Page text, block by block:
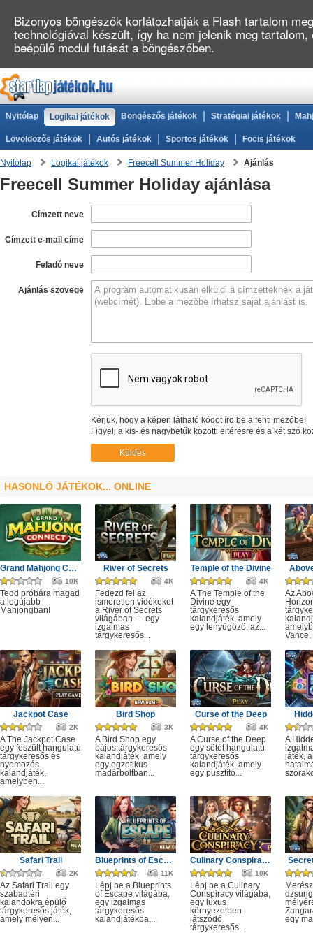
Nyitólap Logikai játékok Böngészős játékok Stratégiai játékok
Lövöldözős játékok Autós játékok Sportos játékok Focis játékok
Nyitólap Logikai játékok Freecell Summer Holiday Ajánlás
Freecell Summer Holiday ajánlása
Címzett neve
Címzett e-mail címe
Feladó neve
Ajánlás szövege
Kérjük, hogy a képen látható kódot írd be a fenti mezőbe!
Figyelj a kis- és nagybetűk közötti eltérésre és a két szó
HASONLÓ JÁTÉKOK... ONLINE
Grand Mahjong Connect
10K
Tedd próbára magad
a legújabb
Mahjongban!
River of Secrets
4K
Fedezd fel az
ismeretlen vidékeket
a River of Secrets
világában — egy
izgalmas
tárgykeresős...
Temple of the Divine
4K
A The Temple of the
Divine egy
tárgykeresős
kalandjáték, amely
egy lenyűgöző, az...
Az
Vance,
Jackpot Case
2K
A The Jackpot Case
egy feszült hangulatú
tárgykeresős és
nyomozós
kalandjáték,
amelyben...
Bird Shop
3K
A Bird Shop egy
bájos tárgykeresős
kalandjáték, amely
egy egzotikus
madárboltban...
Curse of the Deep
4K
A Curse of the Deep
egy sötét hangulatú
tárgykeresős
kalandjáték, amely
egy pusztító...
A
játék,
Safari Trail
2K
Az Safari Trail egy
szabadtéri
kalandokra épülő
tárgykeresős játék,
amely mélyen...
Blueprints of Escape
11K
Lépj be a Blueprints
of Escape világába,
egy izgalmas
tárgykeresős
kalandjátékba,...
Culinary Conspiracy
10K
Lépj be a Culinary
Conspiracy világába,
egy luxus
környezetben
játszódó
tárgykeresős...
egy
Bizonyos böngészők korlátozhatják a Flash tartalom
technológiával készült, így ha nem jelenik meg
beépülő modul futását a böngészőben.